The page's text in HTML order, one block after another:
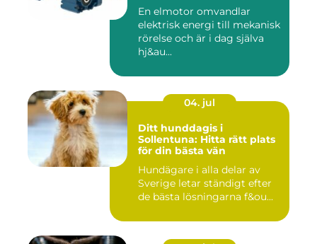
En elmotor omvandlar
elektrisk energi till mekanisk
rörelse och är i dag själva
hj&au...
04. jul
Ditt hunddagis i
Sollentuna: Hitta rätt plats
för din bästa vän
Hundägare i alla delar av
Sverige letar ständigt efter
de bästa lösningarna f&ou...